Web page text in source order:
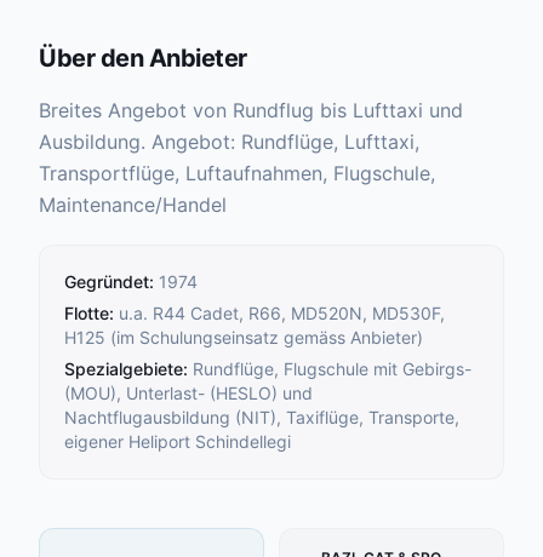
Über den Anbieter
Breites Angebot von Rundflug bis Lufttaxi und
Ausbildung. Angebot: Rundflüge, Lufttaxi,
Transportflüge, Luftaufnahmen, Flugschule,
Maintenance/Handel
Gegründet: 1974
Flotte: u.a. R44 Cadet, R66, MD520N, MD530F,
H125 (im Schulungseinsatz gemäss Anbieter)
Spezialgebiete: Rundflüge, Flugschule mit Gebirgs-
(MOU), Unterlast- (HESLO) und
Nachtflugausbildung (NIT), Taxiflüge, Transporte,
eigener Heliport Schindellegi